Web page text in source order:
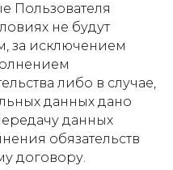
Пользователя
не будут
за исключением
либо в случае,
данных дано
данных
обязательств
договору.